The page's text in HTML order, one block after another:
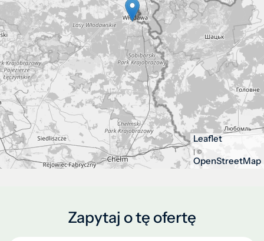
Leaflet
| ©
OpenStreetMap
Zapytaj o tę ofertę